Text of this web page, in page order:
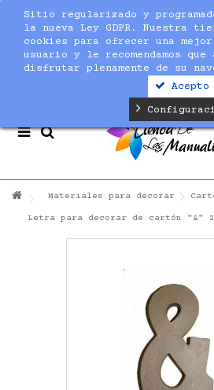
Notice : Undefined index:
/home/nuevaltm/public_html/
on line19
Sitio regularizado y
la nueva Ley GDPR. Nuestra
cookies para ofrecer una
usuario y le recomendamos
disfrutar plenamente de su
Acepto
Materiales para decorar
Letra para decorar de cartón "&"